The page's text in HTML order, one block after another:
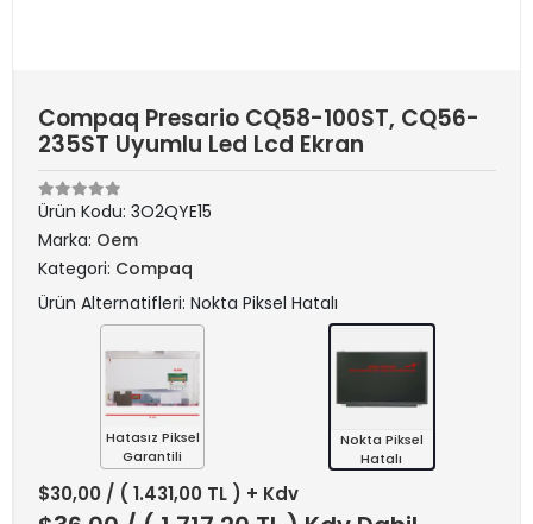
Compaq Presario CQ58-100ST, CQ56-
235ST Uyumlu Led Lcd Ekran
Ürün Kodu: 3O2QYE15
Marka: Oem
Kategori: Compaq
Ürün Alternatifleri: Nokta Piksel Hatalı
Hatasız Piksel
Garantili
Nokta Piksel
Hatalı
$30,00 / ( 1.431,00 TL ) + Kdv